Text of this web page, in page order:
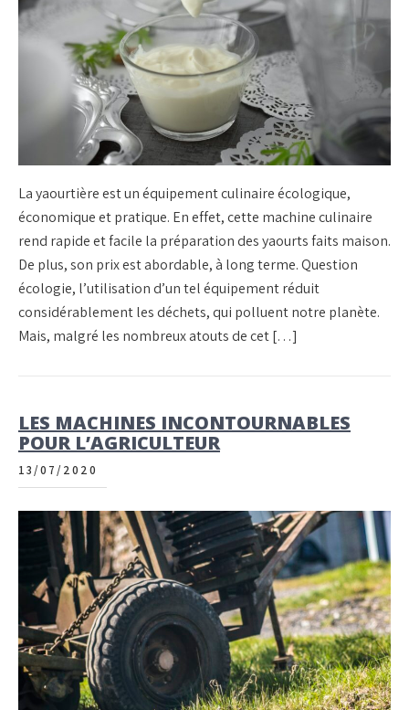
La yaourtière est un équipement culinaire écologique,
économique et pratique. En effet, cette machine culinaire
rend rapide et facile la préparation des yaourts faits maison.
De plus, son prix est abordable, à long terme. Question
écologie, l’utilisation d’un tel équipement réduit
considérablement les déchets, qui polluent notre planète.
Mais, malgré les nombreux atouts de cet […]
LES MACHINES INCONTOURNABLES
POUR L’AGRICULTEUR
13/07/2020